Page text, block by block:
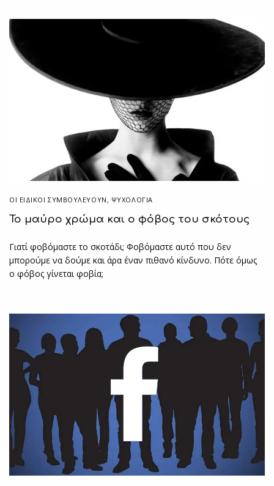
ΟΙ ΕΙΔΙΚΟΊ ΣΥΜΒΟΥΛΕΎΟΥΝ , ΨΥΧΟΛΟΓΙΑ
Το μαύρο χρώμα και ο φόβος του σκότους
Γιατί φοβόμαστε το σκοτάδι; Φοβόμαστε αυτό που δεν
μπορούμε να δούμε και άρα έναν πιθανό κίνδυνο. Πότε όμως
ο φόβος γίνεται φοβία;